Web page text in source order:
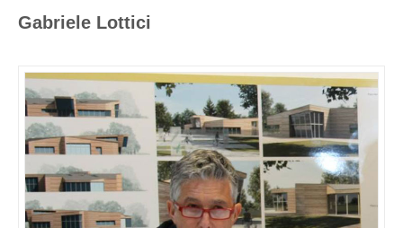
Gabriele Lottici